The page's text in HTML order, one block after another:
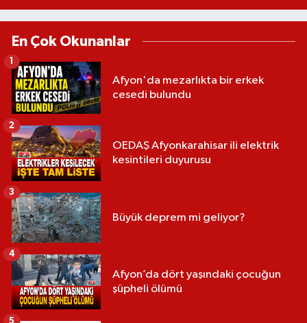
En Çok Okunanlar
Afyon'da mezarlıkta bir erkek
cesedi bulundu
1
OEDAŞ Afyonkarahisar ili elektrik
kesintileri duyurusu
2
Büyük deprem mi geliyor?
3
Afyon’da dört yaşındaki çocuğun
şüpheli ölümü
4
5